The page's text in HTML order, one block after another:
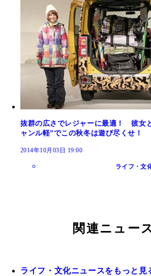
抜群の広さでレジャーに最適！ 彼女
ャンル軽”でこの秋冬は遊び尽くせ！
2014年10月03日 19:00
ライフ・文
関連ニュー
ライフ・文化ニュースをもっと見